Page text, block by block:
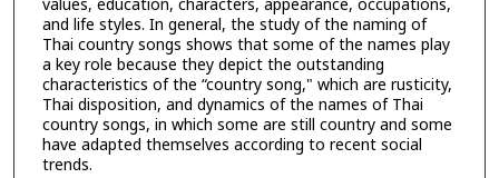
and life styles. In general, the study of the naming of
Thai country songs shows that some of the names play
a key role because they depict the outstanding
characteristics of the “country song," which are rusticity,
Thai disposition, and dynamics of the names of Thai
country songs, in which some are still country and some
have adapted themselves according to recent social
trends.